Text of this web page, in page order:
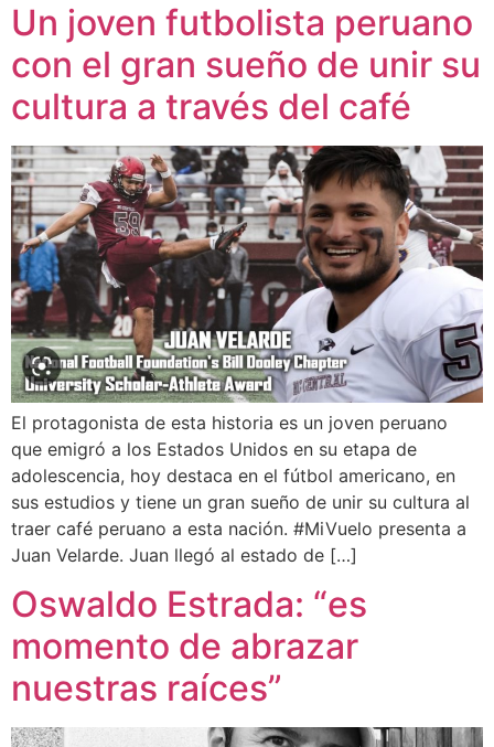
Un joven futbolista peruano
con el gran sueño de unir su
cultura a través del café
El protagonista de esta historia es un joven peruano
que emigró a los Estados Unidos en su etapa de
adolescencia, hoy destaca en el fútbol americano, en
sus estudios y tiene un gran sueño de unir su cultura al
traer café peruano a esta nación. #MiVuelo presenta a
Juan Velarde. Juan llegó al estado de […]
Oswaldo Estrada: “es
momento de abrazar
nuestras raíces”